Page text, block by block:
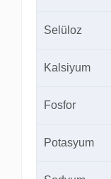
Selüloz
Kalsiyum
Fosfor
Potasyum